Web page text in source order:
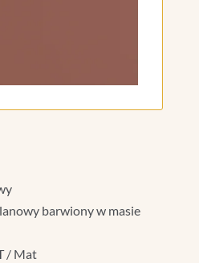
barwiony w masie
/ Mat